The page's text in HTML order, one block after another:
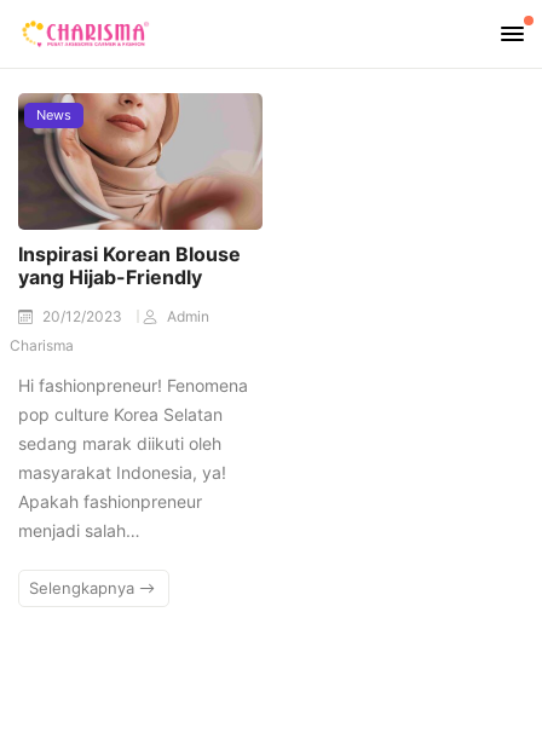
News
Inspirasi Korean Blouse
yang Hijab-Friendly
20/12/2023
Admin
Charisma
Hi fashionpreneur! Fenomena
pop culture Korea Selatan
sedang marak diikuti oleh
masyarakat Indonesia, ya!
Apakah fashionpreneur
menjadi salah…
Selengkapnya